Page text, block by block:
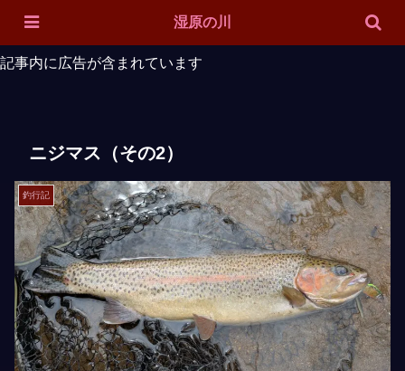
ホーム ルアー紹介 サイトマップ
記事内に広告が含まれています
ニジマス（その2）
釣行記
湿原の川